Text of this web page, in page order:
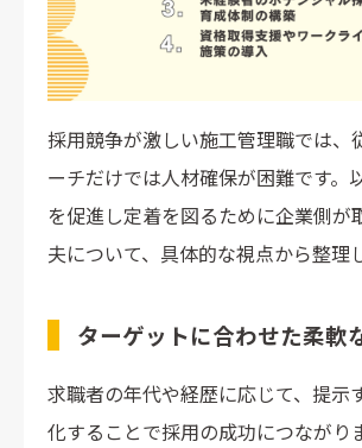
採用競争が激しい施工管理職では、
ーチだけでは人材確保が困難です。
を促進し定着を図るために企業側が
夫について、具体的な視点から整理
ターゲットに合わせた柔軟
求職者の年代や経歴に応じて、提示
化することで採用の成功につながり